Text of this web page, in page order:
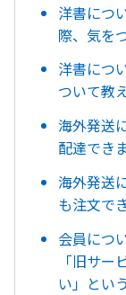
洋書につ
際、気を
洋書につ
ついて教
海外発送
配達でき
海外発送
も注文で
会員につ
「旧サ
い」とい